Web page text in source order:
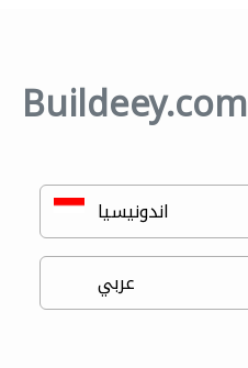
Buildeey.com